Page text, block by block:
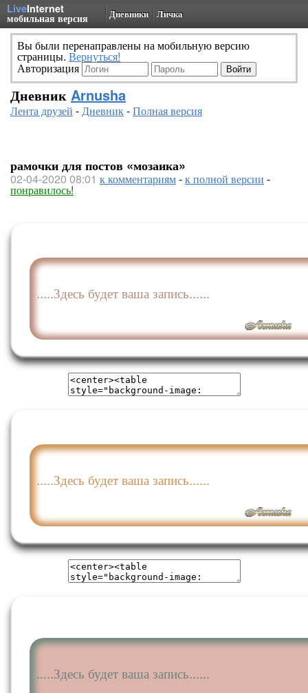
LiveInternet
мобильная версия Дневники Личка
Вы были перенаправлены на мобильную версию
страницы. Вернуться!
Авторизация
Дневник Arnusha
Лента друзей -Дневник-Полная версия
рамочки для постов «мозаика»
02-04-2020 08:01 к комментариям-к полной версии -
понравилось!
.....Здесь будет ваша запись......
.....Здесь будет ваша запись......
.....Здесь будет ваша запись......